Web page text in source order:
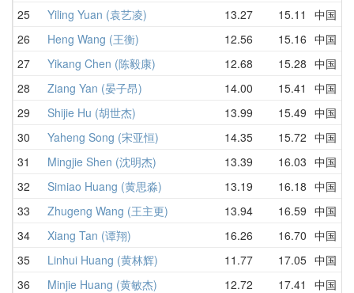
25 Yiling Yuan (袁艺凌) 13.27 15.11 中国
26 Heng Wang (王衡) 12.56 15.16 中国
27 Yikang Chen (陈毅康) 12.68 15.28 中国
28 Ziang Yan (晏子昂) 14.00 15.41 中国
29 Shijie Hu (胡世杰) 13.99 15.49 中国
30 Yaheng Song (宋亚恒) 14.35 15.72 中国
31 Mingjie Shen (沈明杰) 13.39 16.03 中国
32 Simiao Huang (黄思淼) 13.19 16.18 中国
33 Zhugeng Wang (王主更) 13.94 16.59 中国
34 Xiang Tan (谭翔) 16.26 16.70 中国
35 Linhui Huang (黄林辉) 11.77 17.05 中国
36 Minjie Huang (黄敏杰) 12.72 17.41 中国